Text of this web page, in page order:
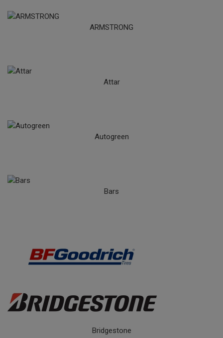
ARMSTRONG
Attar
Autogreen
Bars
Bridgestone